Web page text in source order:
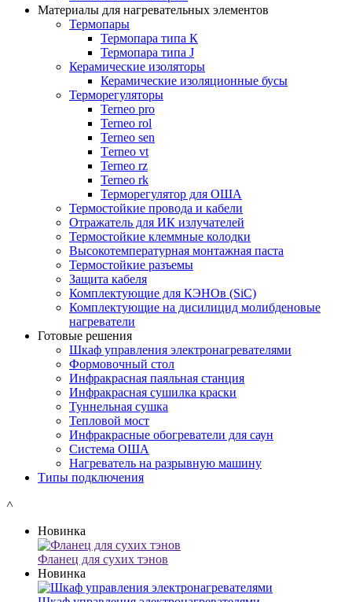
Материалы для нагревательных элементов
Термопары
Термопара типа К
Термопара типа J
Керамические изоляторы
Керамические изоляционные бусы
Терморегуляторы
Terneo pro
Terneo rol
Terneo sen
Тerneo vt
Terneo rz
Terneo rk
Терморегулятор для ОША
Термостойкие провода и кабели
Отражатель для ИК излучателей
Термостойкие клеммные колодки
Высокотемпературная монтажная паста
Термостойкие разъемы
Защита кабеля
Комплектующие для КЭНОв (SiC)
Комплектующие на дисилицид молибденовые
нагреватели
Готовые решения
Шкаф управления электронагревателями
Формовочный стол
Инфракрасная паяльная станция
Инфракрасная сушилка краски
Туннельная сушка
Тепловой мост
Инфракрасные обогреватели для саун
Система ОША
Нагреватель на разрывную машину
Типы подключения
˄
Новинка
Фланец для сухих тэнов
Новинка